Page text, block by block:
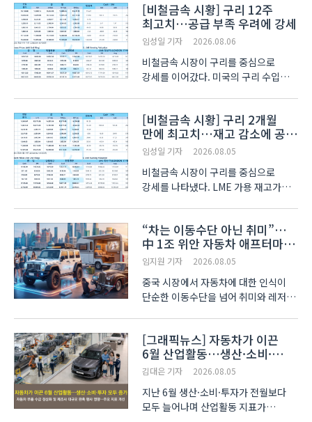
[비철금속 시황] 구리 12주
최고치…공급 부족 우려에 강세
임성일 기자 2026.08.06
비철금속 시장이 구리를 중심으로
강세를 이어갔다. 미국의 구리 수입관세
12주 만의 최고 수준으로 올랐다.
뉴욕증시는 중동 평화 협상 진전 기대에
힘입어 다우지수와 S&P..
[비철금속 시황] 구리 2개월
만에 최고치…재고 감소에 공급
부족 우려 확대
임성일 기자 2026.08.05
비철금속 시장이 구리를 중심으로
강세를 나타냈다. LME 가용 재고가
금속 가격을 끌어올렸다. 뉴욕증시는 AI
기업들의 호실적과 양호한 기업 실적에
힘입어 주요 지수가..
“차는 이동수단 아닌 취미”…
中 1조 위안 자동차 애프터마켓
빗장 풀렸다
임지원 기자 2026.08.05
중국 시장에서 자동차에 대한 인식이
단순한 이동수단을 넘어 취미와 레저를
중국 정부가 그동안 회색지대에 머물러
있던 자동차 튜닝과 클래식카 등을
제도권으로 편입시키..
[그래픽뉴스] 자동차가 이끈
6월 산업활동…생산·소비·
투자 모두 증가
김대은 기자 2026.08.05
지난 6월 생산·소비·투자가 전월보다
모두 늘어나며 산업활동 지표가